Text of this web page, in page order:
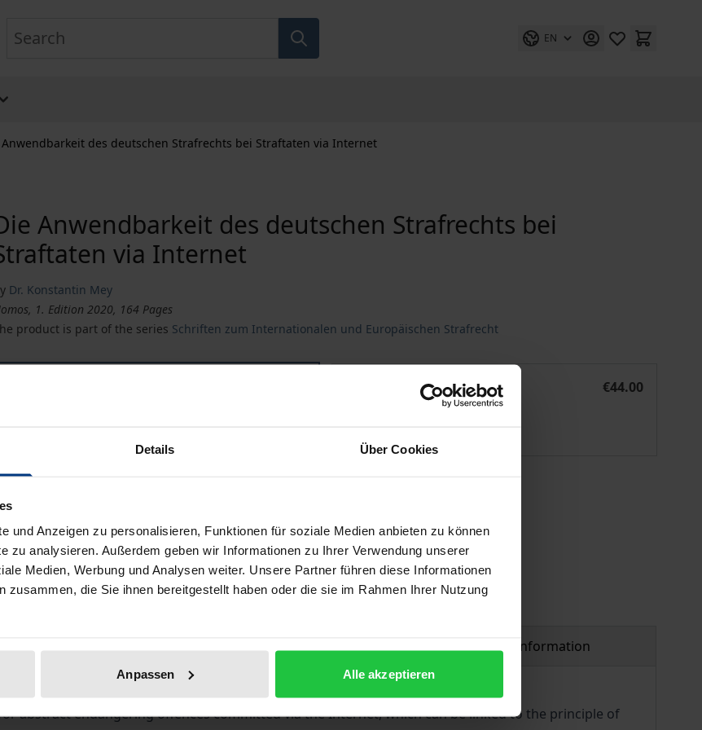
Details Über Cookies
und Anzeigen zu personalisieren, Funktionen für soziale Medien anbieten zu können
zu analysieren. Außerdem geben wir Informationen zu Ihrer Verwendung unserer
Medien, Werbung und Analysen weiter. Unsere Partner führen diese Informationen
zusammen, die Sie ihnen bereitgestellt haben oder die sie im Rahmen Ihrer Nutzung
Anpassen Alle akzeptieren
EN
Anwendbarkeit des deutschen Strafrechts bei Straftaten via Internet
Anwendbarkeit des deutschen Strafrechts bei
via Internet
Dr. Konstantin Mey
1. Edition 2020, 164 Pages
product is part of the series Schriften zum Internationalen und Europäischen Strafrecht
Die Anwendbarkeit des deutschen Strafrechts bei
€44.00
ISBN 978-3-7489-0901-9
Add to Cart Add to Wish List
cost notice
Additional material Product safety information
abstract endangering offences committed via the Internet, which can be linked to the principle of